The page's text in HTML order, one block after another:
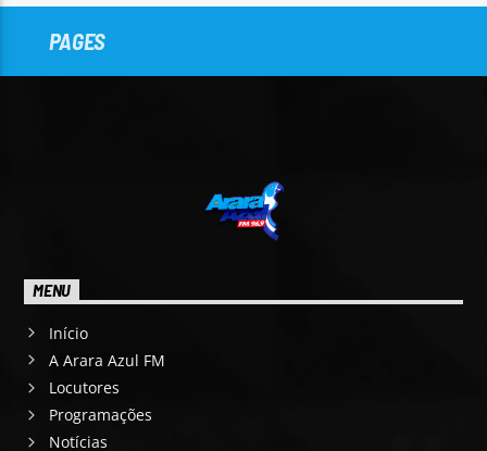
PAGES
MENU
Início
A Arara Azul FM
Locutores
Programações
Notícias